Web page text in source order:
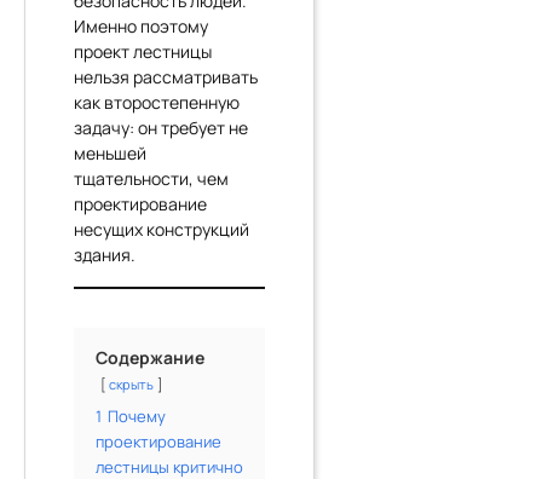
Именно поэтому
проект лестницы
нельзя рассматривать
как второстепенную
задачу: он требует не
меньшей
тщательности, чем
проектирование
несущих конструкций
здания.
Содержание
скрыть
1 Почему
проектирование
лестницы критично